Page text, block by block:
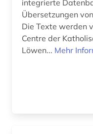
nestle-aland (1)
integrierte
Übersetzungen
Die Texte werden
Centre der
Löwen... Mehr